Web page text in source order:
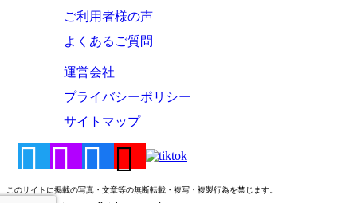
ご利用者様の声
よくあるご質問
運営会社
プライバシーポリシー
サイトマップ
このサイトに掲載の写真・文章等の無断転載・複写・複製行為を禁じます。